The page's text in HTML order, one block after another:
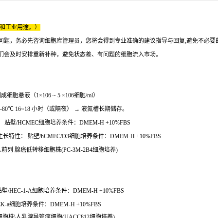
工业用途。）
，务必先咨询细胞库管理员，您将会得到专业准确的建议指导与回复,避免不必要
及时安排重新补种，避免状态差、有问题的细胞流入市场。
胞悬液（1×106 ~ 5 ×106细胞/ml）
16~18 小时（或隔夜） → 液氮槽长期储存。
壁/HCMEC细胞培养条件：DMEM-H +10%FBS
特性： 贴壁/hCMEC/D3细胞培养条件：DMEM-H +10%FBS
列 腺癌低转移细胞株(PC-3M-2B4细胞培养)
/HEC-1-A细胞培养条件：DMEM-H +10%FBS
a细胞培养条件：DMEM-H +10%FBS